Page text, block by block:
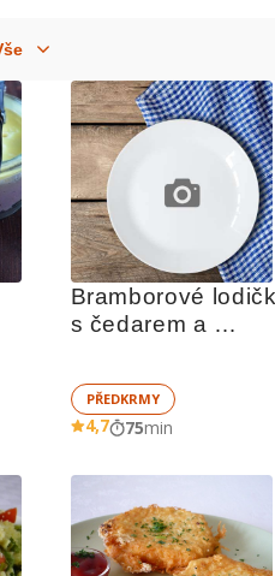
Bramborové
s čedarem a
PŘEDKRMY
4,7 75min